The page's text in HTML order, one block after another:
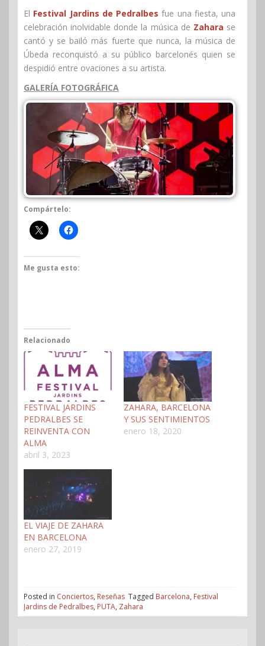
El Festival Jardins de Pedralbes fue una fiesta, una
celebración inolvidable donde la música de Zahara se
cantó y se bailó más fuerte que nunca, la música de
Úbeda reconquistó a su público barcelonés quien se
despidió entre ovaciones a su artista.
GALERÍA FOTOGRÁFICA
Compártelo:
Me gusta esto:
Relacionado
FESTIVAL JARDINS
PEDRALBES SE
REINVENTA CON
ALMA
abril 3, 2023
ZAHARA, BARCELONA
Y SUS SENTIMIENTOS
enero 18, 2020
EL VIAJE DE ZAHARA
EN BARCELONA
enero 27, 2019
Posted in Conciertos, Reseñas Tagged Barcelona, Festival
Jardins de Pedralbes, PUTA, Zahara